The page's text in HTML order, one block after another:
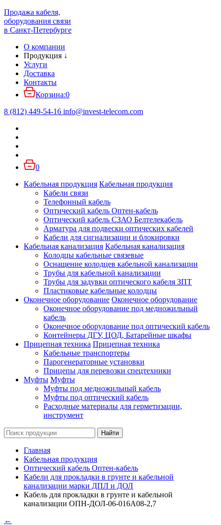
Продажа кабеля,
оборудования связи
в Санкт-Петербурге
О компании
Продукция ↓
Услуги
Доставка
Контакты
Корзина:0
8 (812) 449-54-16 info@invest-telecom.com
0
Кабельная продукция Кабельная продукция
Кабели связи
Телефонный кабель
Оптический кабель Оптен-кабель
Оптический кабель СЗАО Белтелекабель
Арматура для подвески оптических кабелей
Кабели для сигнализации и блокировки
Кабельная канализация Кабельная канализация
Колодцы кабельные связевые
Оснащение колодцев кабельной канализации
Трубы для кабельной канализации
Трубы для задувки оптического кабеля ЗПТ
Пластиковые кабельные колодцы
Оконечное оборудование Оконечное оборудование
Оконечное оборудование под медножильный
кабель
Оконечное оборудование под оптический кабель
Контейнеры ДГУ, ЦОД, Батарейные шкафы
Прицепная техника Прицепная техника
Кабельные транспортеры
Парогенераторные установки
Прицепы для перевозки спецтехники
Муфты Муфты
Муфты под медножильный кабель
Муфты под оптический кабель
Расходные материалы для герметизации,
инструмент
Главная
Кабельная продукция
Оптический кабель Оптен-кабель
Кабели для прокладки в грунте и кабельной
канализации марки ДПЛ и ДОЛ
Кабель для прокладки в грунте и кабельной
канализации ОПН-ДОЛ-06-016А08-2,7
←